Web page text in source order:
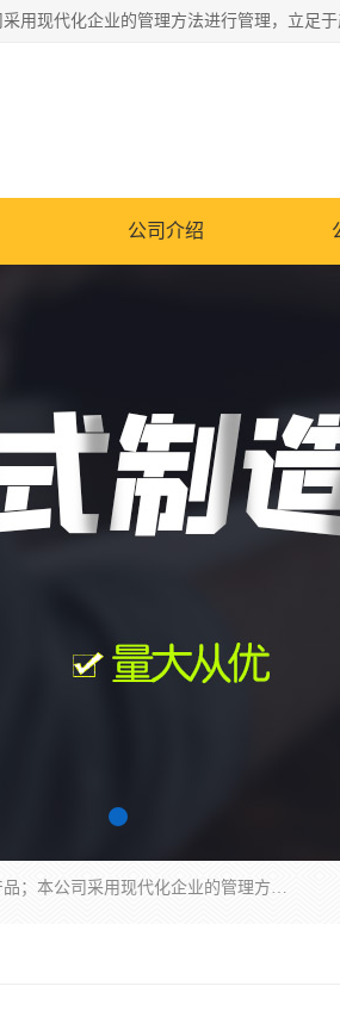
公司介绍
南通科达机床制造有限公司主要生产液压机、冲床、压力机等产品；本公司采用现代化企业的管理方法进行管理，立足于产品的质量管理，以优秀的品质、新颖的设计、合理的价格、完善的服务赢得广大客户的充分信赖和良好的口碑。领导层将运用科学管理方法及长期积累下来的经验和广泛领域吸取来新的技术不断调整产品结构，为市场提供精良的各类机械设备。企业将坚持与国内外各界朋友，真诚合作，共创辉煌。